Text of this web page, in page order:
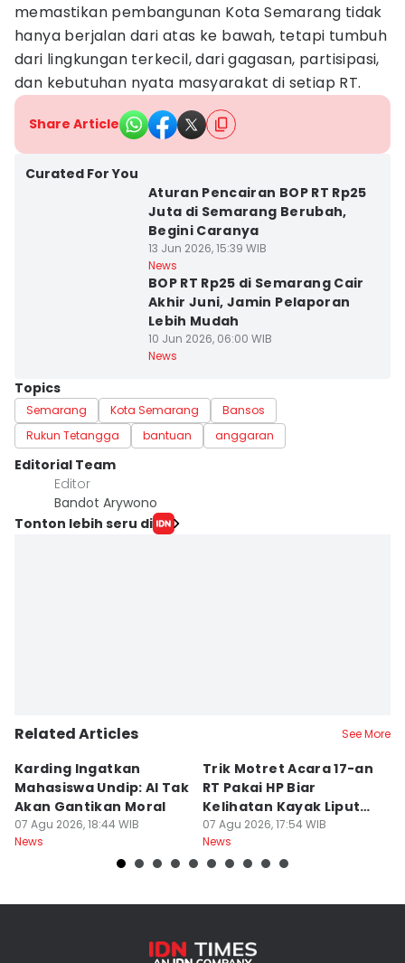
memastikan pembangunan Kota Semarang tidak
hanya berjalan dari atas ke bawah, tetapi tumbuh
dari lingkungan terkecil, dari gagasan, partisipasi,
dan kebutuhan nyata masyarakat di setiap RT.
Share Article
Curated For You
Aturan Pencairan BOP RT Rp25
Juta di Semarang Berubah,
Begini Caranya
13 Jun 2026, 15:39 WIB
News
BOP RT Rp25 di Semarang Cair
Akhir Juni, Jamin Pelaporan
Lebih Mudah
10 Jun 2026, 06:00 WIB
News
Topics
Semarang Kota Semarang
Bansos
Rukun Tetangga
bantuan anggaran
Editorial Team
Editor
Bandot Arywono
Tonton lebih seru di
Related Articles See More
Karding Ingatkan
Mahasiswa Undip: AI Tak
Akan Gantikan Moral
07 Agu 2026, 18:44 WIB
News
Trik Motret Acara 17-an
RT Pakai HP Biar
Kelihatan Kayak Liputan
Festival Nasional
07 Agu 2026, 17:54 WIB
News